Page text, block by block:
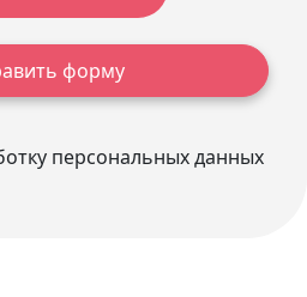
форму
персональных данных